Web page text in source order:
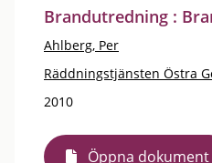
Brandutredning :
Ahlberg, Per
Räddningstjänsten Östra
2010
Öppna dokument